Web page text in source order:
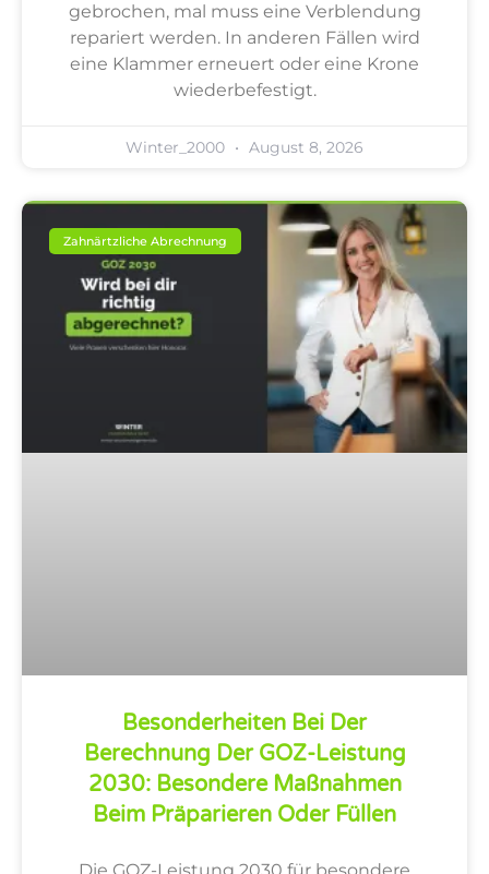
gebrochen, mal muss eine Verblendung
repariert werden. In anderen Fällen wird
eine Klammer erneuert oder eine Krone
wiederbefestigt.
Winter_2000 August 8, 2026
Zahnärtzliche Abrechnung
Besonderheiten Bei Der
Berechnung Der GOZ-Leistung
2030: Besondere Maßnahmen
Beim Präparieren Oder Füllen
Die GOZ-Leistung 2030 für besondere